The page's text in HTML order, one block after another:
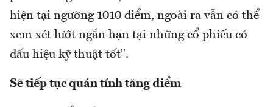
hiện tại ngưỡng 1010 điểm, ngoài ra vẫn có thể
xem xét lướt ngắn hạn tại những cổ phiếu có
dấu hiệu kỹ thuật tốt".
Sẽ tiếp tục quán tính tăng điểm